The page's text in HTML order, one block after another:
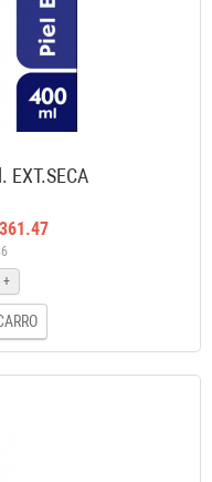
EXT.SECA
+